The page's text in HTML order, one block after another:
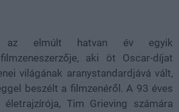
az elmúlt hatvan év egyik
aki öt Oscar-díjat
világának aranystandardjává vált,
beszélt a filmzenéről. A 93 éves
Tim Grieving számára